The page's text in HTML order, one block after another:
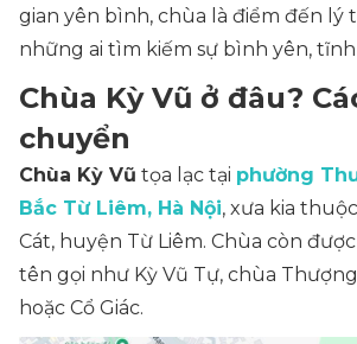
gian yên bình, chùa là điểm đến lý
những ai tìm kiếm sự bình yên,
Chùa Kỳ Vũ ở đâu?
chuyển
Chùa Kỳ Vũ tọa lạc tại phường
Bắc Từ Liêm, Hà Nội, xưa kia
Cát, huyện Từ Liêm. Chùa còn
tên gọi như Kỳ Vũ Tự, chùa
hoặc Cổ Giác.